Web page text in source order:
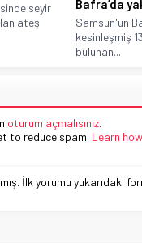
seyir
ateş
Bafra’da
Samsun'un
kesinleşmiş
bulunan...
oturum açmalısınız.
to reduce spam. Learn
İlk yorumu yukarıdaki